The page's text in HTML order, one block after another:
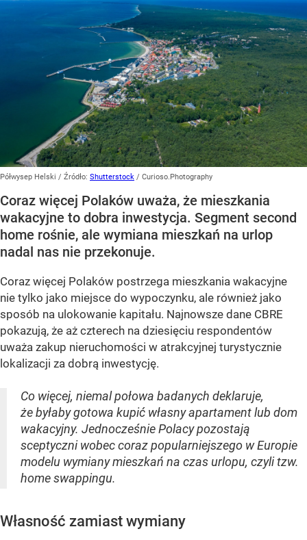
Półwysep Helski / Źródło: Shutterstock / Curioso.Photography
Coraz więcej Polaków uważa, że mieszkania
wakacyjne to dobra inwestycja. Segment second
home rośnie, ale wymiana mieszkań na urlop
nadal nas nie przekonuje.
Coraz więcej Polaków postrzega mieszkania wakacyjne
nie tylko jako miejsce do wypoczynku, ale również jako
sposób na ulokowanie kapitału. Najnowsze dane CBRE
pokazują, że aż czterech na dziesięciu respondentów
uważa zakup nieruchomości w atrakcyjnej turystycznie
lokalizacji za dobrą inwestycję.
Co więcej, niemal połowa badanych deklaruje,
że byłaby gotowa kupić własny apartament lub dom
wakacyjny. Jednocześnie Polacy pozostają
sceptyczni wobec coraz popularniejszego w Europie
modelu wymiany mieszkań na czas urlopu, czyli tzw.
home swappingu.
Własność zamiast wymiany